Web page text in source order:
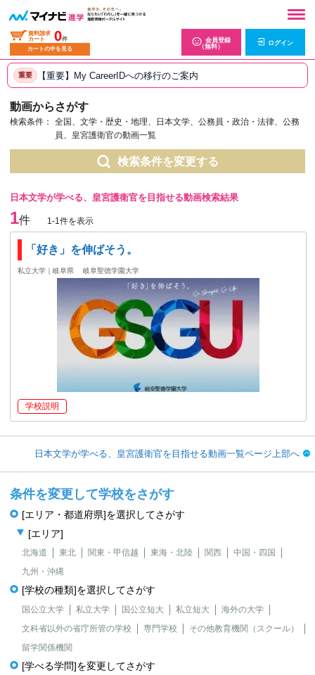
資料請求
カート
0件
カートの中を見る
会員登録
（無料）
ログイン
重要 【重要】My CareerIDへの移行のご案内
動画からさがす
検索条件：
全国、文学・歴史・地理、日本文学、公務員・政治・法律、公務
員、皇宮護衛官の動画一覧
検索条件を変更する
日本文学が学べる、皇宮護衛官を目指せる動画検索結果
1件 1-1件を表示
「好き」を伸ばそう。
私立大学｜岐阜県 岐阜聖徳学園大学
学校説明
日本文学が学べる、皇宮護衛官を目指せる動画一覧ページ上部へ
条件を変更して学校をさがす
[エリア・都道府県]を選択してさがす
[エリア]
北海道 東北 関東・甲信越 東海・北陸 関西
中国・四国
九州・沖縄
[学校の種類]を選択してさがす
国公立大学 私立大学 国公立短大 私立短大
海外の大学
文科省以外の省庁所管の学校
専門学校
その他教育機関（スクール）
留学関係機関
[学べる学問]を変更してさがす